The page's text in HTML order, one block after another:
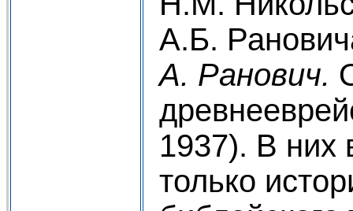
А.Б.
А. Ранович.
1937). В них
только